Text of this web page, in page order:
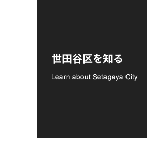
世田谷区を知る
支援金の募集につい
て